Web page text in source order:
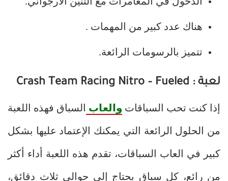
الدخول في المغامرات مع التنين الأرجواني.
هناك عدد كبير من المهمات .
تتميز بالرسومات الرائعة.
لعبة : Crash Team Racing Nitro – Fueled
إذا كنت تحب السباقات والعاب السباق فهذه اللعبة
من الحلول الرائعة التي يمكنك الإعتماد عليها بشكل
كبير في العاب السباقات، تقدم هذه اللعبة أداء أكثر
من رائع، كل سباق يحتاج إلي حوالي ثلاث دقائق،